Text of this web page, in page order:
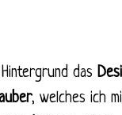
das
, welches ich